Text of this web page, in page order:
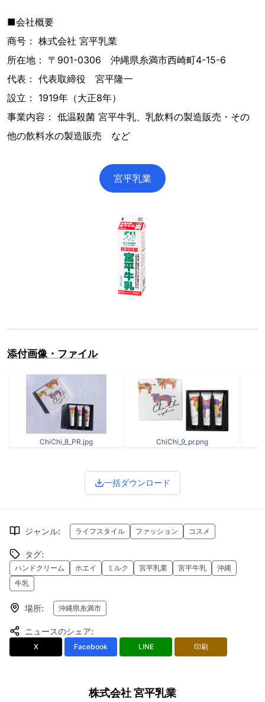
■会社概要
商号： 株式会社 宮平乳業
所在地： 〒901-0306 沖縄県糸満市西崎町4-15-6
代表： 代表取締役 宮平隆一
設立： 1919年（大正8年）
事業内容： 低温殺菌 宮平牛乳、乳飲料の製造販売・その
他の飲料水の製造販売 など
宮平乳業
添付画像・ファイル
ChiChi_8_PR.jpg ChiChi_9_pr.png
一括ダウンロード
ジャンル: ライフスタイル ファッション コスメ
タグ:
ハンドクリーム ホエイ ミルク 宮平乳業 宮平牛乳
沖縄
牛乳
場所: 沖縄県糸満市
ニュースのシェア:
X Facebook LINE 印刷
株式会社 宮平乳業